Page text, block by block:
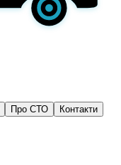
Про СТО Контакти